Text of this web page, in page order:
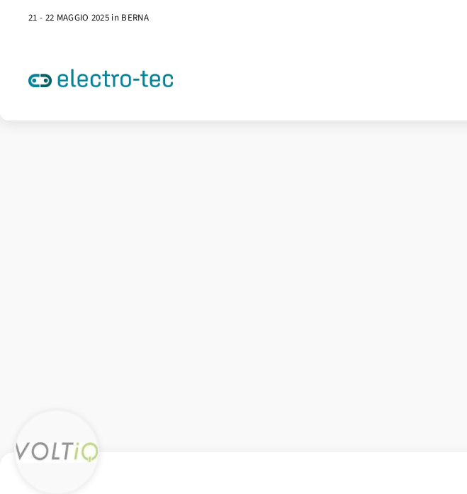
21 - 22 MAGGIO 2025 in BERNA